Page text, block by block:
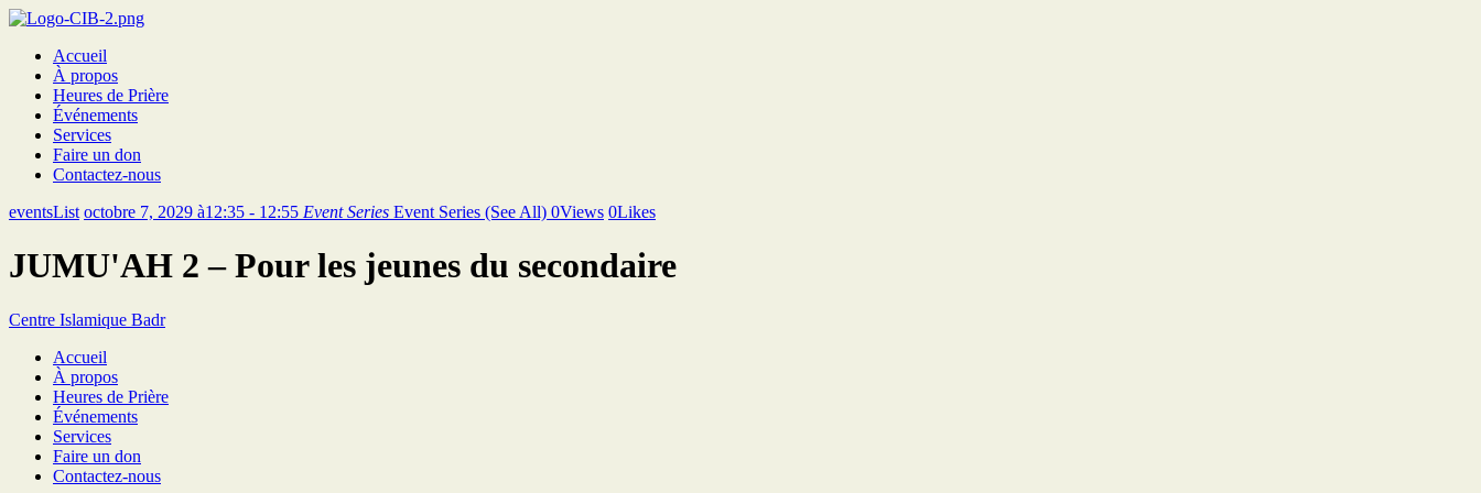
Accueil
À propos
Heures de Prière
Événements
Services
Faire un don
Contactez-nous
eventsList octobre 7, 2029 à12:35 - 12:55 Event Series Event Series (See All) 0Views 0Likes
JUMU'AH 2 – Pour les jeunes du secondaire
Centre Islamique Badr
Accueil
À propos
Heures de Prière
Événements
Services
Faire un don
Contactez-nous